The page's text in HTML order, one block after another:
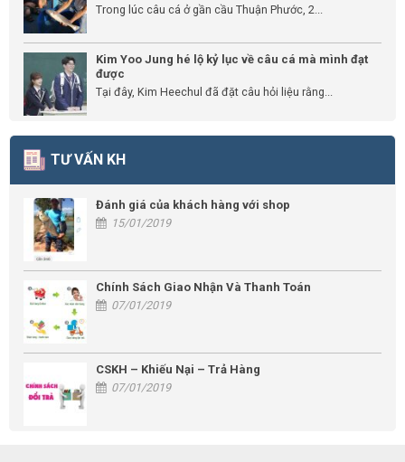
Trong lúc câu cá ở gần cầu Thuận Phước, 2...
Kim Yoo Jung hé lộ kỷ lục về câu cá mà mình đạt
được
Tại đây, Kim Heechul đã đặt câu hỏi liệu rằng...
TƯ VẤN KH
Đánh giá của khách hàng với shop
15/01/2019
Chính Sách Giao Nhận Và Thanh Toán
07/01/2019
CSKH – Khiếu Nại – Trả Hàng
07/01/2019